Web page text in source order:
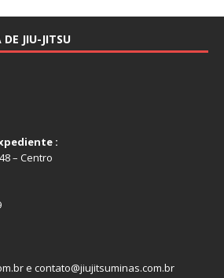
DE JIU-JITSU
:
– Centro
e contato@jiujitsuminas.com.br